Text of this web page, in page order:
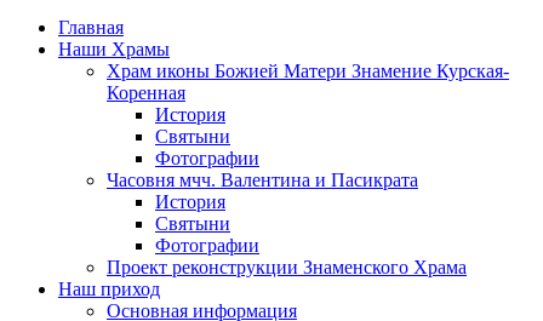
Главная
Наши Храмы
Храм иконы Божией Матери Знамение Курская-
Коренная
История
Святыни
Фотографии
Часовня мчч. Валентина и Пасикрата
История
Святыни
Фотографии
Проект реконструкции Знаменского Храма
Наш приход
Основная информация